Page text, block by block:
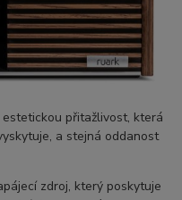
přitažlivost, která
a stejná oddanost
zdroj, který poskytuje